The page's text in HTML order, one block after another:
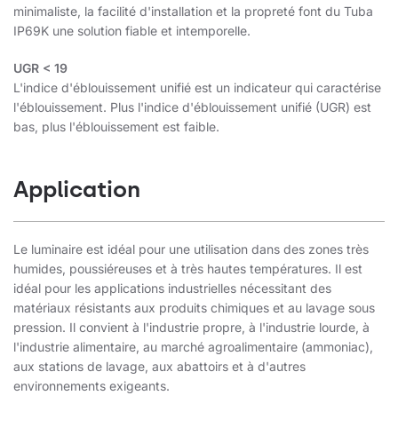
minimaliste, la facilité d'installation et la propreté font du Tuba
IP69K une solution fiable et intemporelle.
UGR < 19
L'indice d'éblouissement unifié est un indicateur qui caractérise
l'éblouissement. Plus l'indice d'éblouissement unifié (UGR) est
bas, plus l'éblouissement est faible.
Application
Le luminaire est idéal pour une utilisation dans des zones très
humides, poussiéreuses et à très hautes températures. Il est
idéal pour les applications industrielles nécessitant des
matériaux résistants aux produits chimiques et au lavage sous
pression. Il convient à l'industrie propre, à l'industrie lourde, à
l'industrie alimentaire, au marché agroalimentaire (ammoniac),
aux stations de lavage, aux abattoirs et à d'autres
environnements exigeants.